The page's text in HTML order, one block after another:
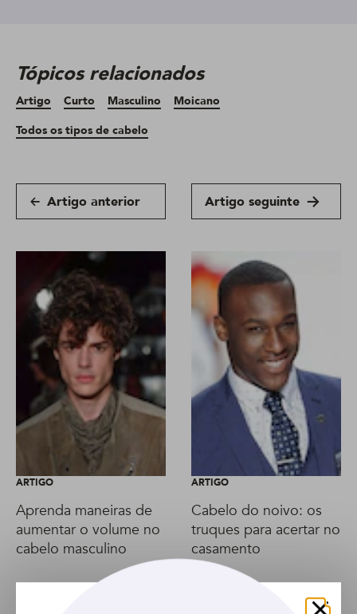
Tópicos relacionados
Artigo Curto Masculino
Moicano
Todos os tipos de cabelo
Artigo anterior Artigo seguinte
ARTIGO
Aprenda maneiras de
aumentar o volume no
cabelo masculino
ARTIGO
Cabelo do noivo: os
truques para acertar no
casamento